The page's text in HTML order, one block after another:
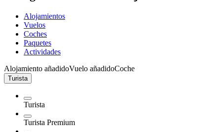
Alojamientos
Vuelos
Coches
Paquetes
Actividades
Alojamiento añadidoVuelo añadidoCoche
Turista
Turista
Turista Premium